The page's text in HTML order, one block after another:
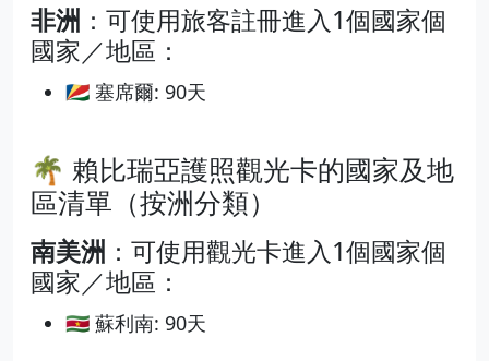
非洲 ：可使用旅客註冊進入1個國家個
國家／地區：
🇸🇨 塞席爾: 90天
🌴 賴比瑞亞護照觀光卡的國家及地
區清單（按洲分類）
南美洲 ：可使用觀光卡進入1個國家個
國家／地區：
🇸🇷 蘇利南: 90天